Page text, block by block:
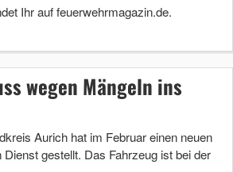
Ihr auf feuerwehrmagazin.de.
wegen Mängeln ins
Aurich hat im Februar einen neuen
gestellt. Das Fahrzeug ist bei der